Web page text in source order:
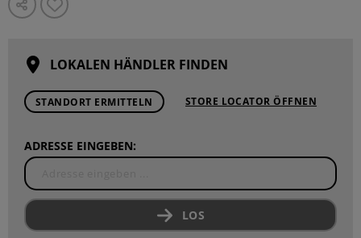
LOKALEN HÄNDLER FINDEN
STANDORT ERMITTELN STORE LOCATOR ÖFFNEN
ADRESSE EINGEBEN:
LOS